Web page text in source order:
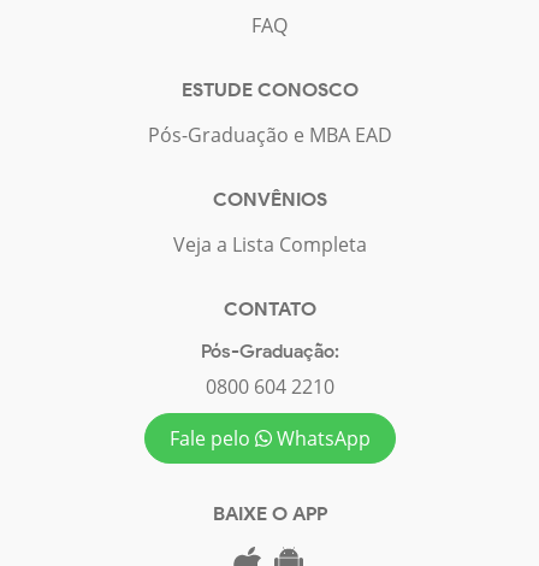
FAQ
ESTUDE CONOSCO
Pós-Graduação e MBA EAD
CONVÊNIOS
Veja a Lista Completa
CONTATO
Pós-Graduação:
0800 604 2210
Fale pelo
WhatsApp
BAIXE O APP